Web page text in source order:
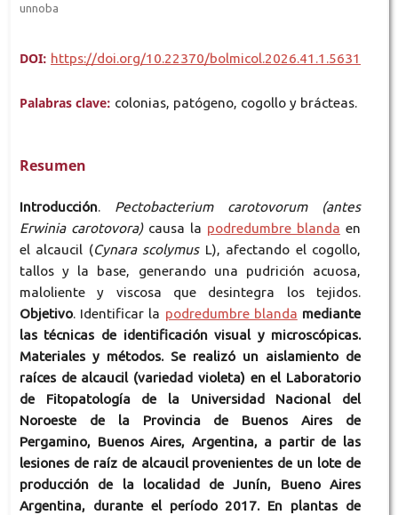
unnoba
DOI: https://doi.org/10.22370/bolmicol.2026.41.1.5631
Palabras clave: colonias, patógeno, cogollo y brácteas.
Resumen
Introducción. Pectobacterium carotovorum(antes
Erwinia carotovora) causa la podredumbre blanda en
el alcaucil (Cynara scolymusL), afectando el cogollo,
tallos y la base, generando una pudrición acuosa,
maloliente y viscosa que desintegra los tejidos.
Objetivo. Identificar la podredumbre blanda mediante
las técnicas de identificación visual y microscópicas.
Materiales y métodos. Se realizó un aislamiento de
raíces de alcaucil (variedad violeta) en el Laboratorio
de Fitopatología de la Universidad Nacional del
Noroeste de la Provincia de Buenos Aires de
Pergamino, Buenos Aires, Argentina, a partir de las
lesiones de raíz de alcaucil provenientes de un lote de
producción de la localidad de Junín, Bueno Aires
Argentina, durante el período 2017. En plantas de